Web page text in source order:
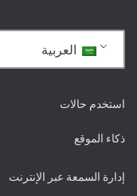
العربية
استخدم حالات
ذكاء الموقع
إدارة السمعة عبر الإنترنت